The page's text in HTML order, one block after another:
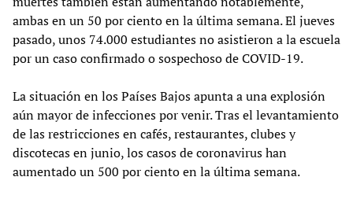
ambas en un 50 por ciento en la última semana. El jueves
pasado, unos 74.000 estudiantes no asistieron a la escuela
por un caso confirmado o sospechoso de COVID-19.
La situación en los Países Bajos apunta a una explosión
aún mayor de infecciones por venir. Tras el levantamiento
de las restricciones en cafés, restaurantes, clubes y
discotecas en junio, los casos de coronavirus han
aumentado un 500 por ciento en la última semana.